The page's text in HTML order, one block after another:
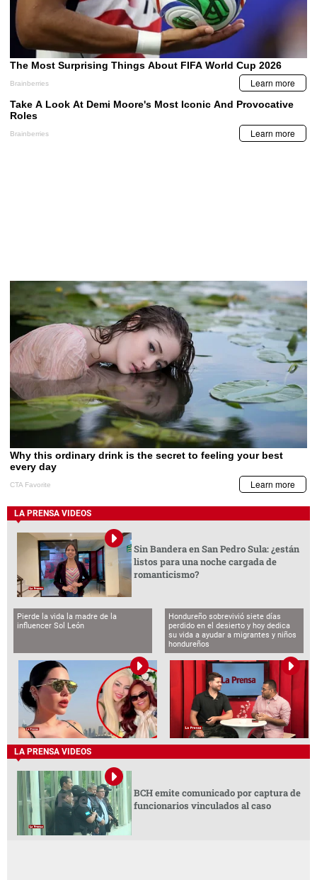
LA PRENSA VIDEOS
Sin Bandera en San Pedro Sula: ¿están
listos para una noche cargada de
romanticismo?
Pierde la vida la madre de la
influencer Sol León
Hondureño sobrevivió siete días
perdido en el desierto y hoy dedica
su vida a ayudar a migrantes y niños
hondureños
LA PRENSA VIDEOS
BCH emite comunicado por captura de
funcionarios vinculados al caso